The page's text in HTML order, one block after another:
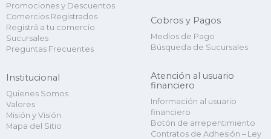
Promociones y Descuentos
Comercios Registrados
Registrá a tu comercio
Sucursales
Preguntas Frecuentes
Institucional
Quienes Somos
Valores
Misión y Visión
Mapa del Sitio
Cobros y Pagos
Medios de Pago
Búsqueda de Sucursales
Atención al usuario
financiero
Información al usuario
financiero
Botón de arrepentimiento
Contratos de Adhesión – Ley